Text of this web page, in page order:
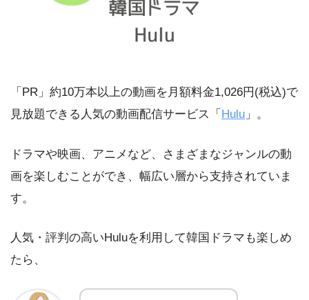
「PR」約10万本以上の動画を月額料金1,026円(税込)で
見放題できる人気の動画配信サービス「 Hulu 」。
ドラマや映画、アニメなど、さまざまなジャンルの動
画を楽しむことができ、幅広い層から支持されていま
す。
人気・評判の高いHuluを利用して韓国ドラマも楽しめ
たら、